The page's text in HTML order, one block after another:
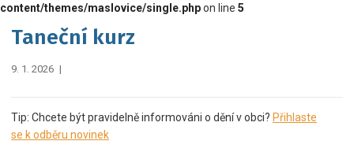
content/themes/maslovice/single.phpon line 5
Taneční kurz
9. 1. 2026 |
Tip: Chcete být pravidelně informováni o dění v obci? Přihlaste
se k odběru novinek